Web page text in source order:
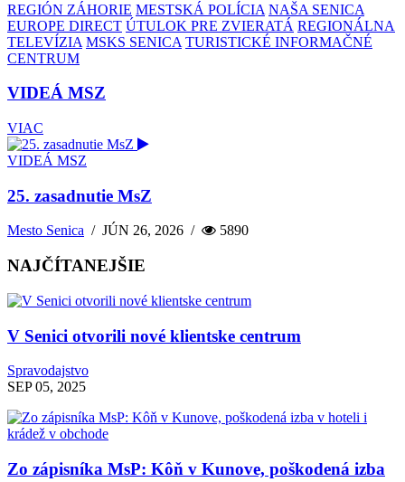
REGIÓN ZÁHORIE MESTSKÁ POLÍCIA NAŠA SENICA
EUROPE DIRECT ÚTULOK PRE ZVIERATÁ REGIONÁLNA
TELEVÍZIA MSKS SENICA TURISTICKÉ INFORMAČNÉ
CENTRUM
VIDEÁ MSZ
VIAC
VIDEÁ MSZ
25. zasadnutie MsZ
Mesto Senica /JÚN 26, 2026 / 5890
NAJČÍTANEJŠIE
V Senici otvorili nové klientske centrum
Spravodajstvo
SEP 05, 2025
Zo zápisníka MsP: Kôň v Kunove, poškodená izba